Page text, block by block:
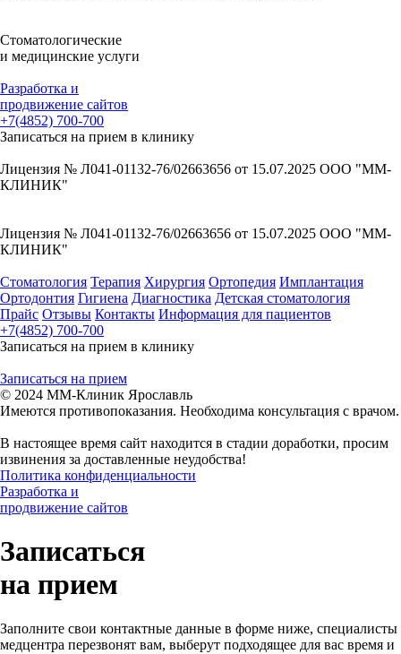
Стоматологические
и медицинские услуги
Разработка и
продвижение сайтов
+7(4852) 700-700
Записаться на прием в клинику
Лицензия № Л041-01132-76/02663656 от 15.07.2025 ООО "ММ-
КЛИНИК"
Лицензия № Л041-01132-76/02663656 от 15.07.2025 ООО "ММ-
КЛИНИК"
Стоматология Терапия Хирургия Ортопедия Имплантация
Ортодонтия Гигиена Диагностика Детская стоматология
Прайc Отзывы Контакты Информация для пациентов
+7(4852) 700-700
Записаться на прием в клинику
Записаться на прием
© 2024 ММ-Клиник Ярославль
Имеются противопоказания. Необходима консультация с врачом.
В настоящее время сайт находится в стадии доработки, просим
извинения за доставленные неудобства!
Политика конфиденциальности
Разработка и
продвижение сайтов
Записаться
на прием
Заполните свои контактные данные в форме ниже, специалисты
медцентра перезвонят вам, выберут подходящее для вас время и